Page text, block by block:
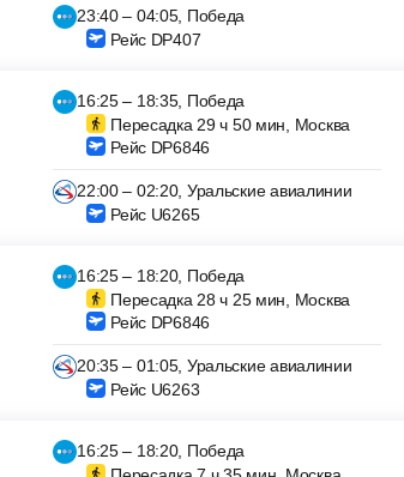
23:40 – 04:05, Победа
Рейс DP407
16:25 – 18:35, Победа
Пересадка 29 ч 50 мин, Москва
Рейс DP6846
22:00 – 02:20, Уральские авиалинии
Рейс U6265
16:25 – 18:20, Победа
Пересадка 28 ч 25 мин, Москва
Рейс DP6846
20:35 – 01:05, Уральские авиалинии
Рейс U6263
16:25 – 18:20, Победа